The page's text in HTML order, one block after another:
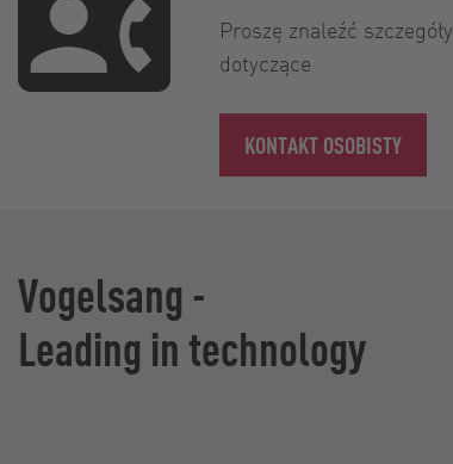
Proszę znaleźć szczegóły
dotyczące
KONTAKT OSOBISTY
Vogelsang -
Leading in technology